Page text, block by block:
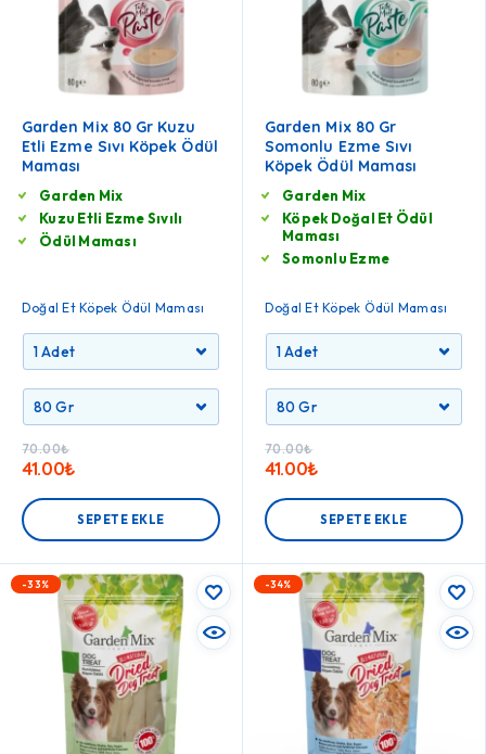
Garden Mix 80 Gr Kuzu
Etli Ezme Sıvı Köpek Ödül
Maması
Garden Mix
Kuzu Etli Ezme Sıvılı
Ödül Maması
Doğal Et Köpek Ödül Maması
70.00₺
41.00₺
SEPETE EKLE
Garden Mix 80 Gr
Somonlu Ezme Sıvı
Köpek Ödül Maması
Garden Mix
Köpek Doğal Et Ödül
Maması
Somonlu Ezme
Doğal Et Köpek Ödül Maması
70.00₺
41.00₺
SEPETE EKLE
-33% -34%